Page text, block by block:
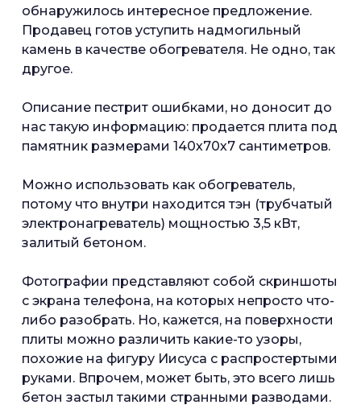
обнаружилось интересное предложение.
Продавец готов уступить надмогильный
камень в качестве обогревателя. Не одно, так
другое.
Описание пестрит ошибками, но доносит до
нас такую информацию: продается плита под
памятник размерами 140х70х7 сантиметров.
Можно использовать как обогреватель,
потому что внутри находится тэн (трубчатый
электронагреватель) мощностью 3,5 кВт,
залитый бетоном.
Фотографии представляют собой скриншоты
с экрана телефона, на которых непросто что-
либо разобрать. Но, кажется, на поверхности
плиты можно различить какие-то узоры,
похожие на фигуру Иисуса с распростертыми
руками. Впрочем, может быть, это всего лишь
бетон застыл такими странными разводами.